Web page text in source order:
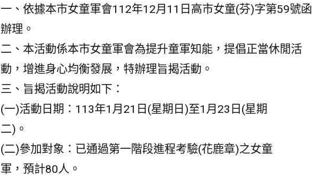
一、依據本市女童軍會112年12月11日高市女童(芬)字第59號函
辦理。
二、本活動係本市女童軍會為提升童軍知能，提倡正當休閒活
動，增進身心均衡發展，特辦理旨揭活動。
三、旨揭活動說明如下：
(一)活動日期：113年1月21日(星期日)至1月23日(星期
二)。
(二)參加對象：已通過第一階段進程考驗(花鹿章)之女童
軍，預計80人。